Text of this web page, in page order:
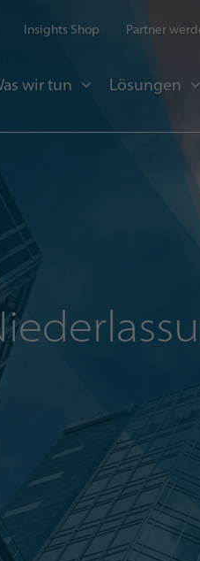
Insights Shop Partner
wir tun Lösungen